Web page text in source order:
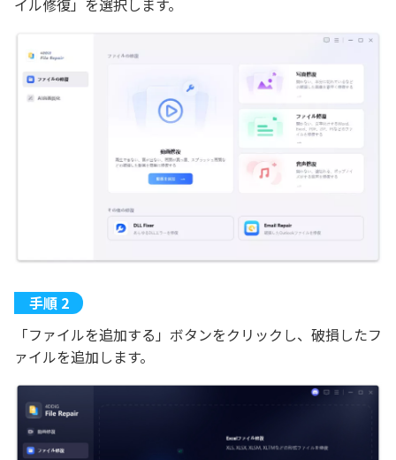
「ファイルを追加する」ボタンをクリックし、破損したフ
ァイルを追加します。